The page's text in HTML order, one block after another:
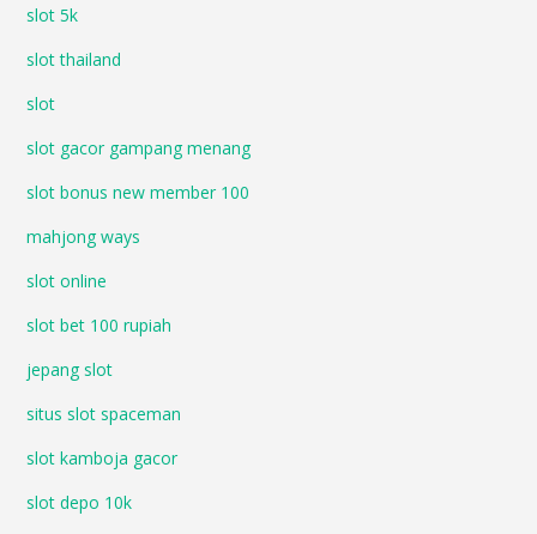
slot 5k
slot thailand
slot
slot gacor gampang menang
slot bonus new member 100
mahjong ways
slot online
slot bet 100 rupiah
jepang slot
situs slot spaceman
slot kamboja gacor
slot depo 10k